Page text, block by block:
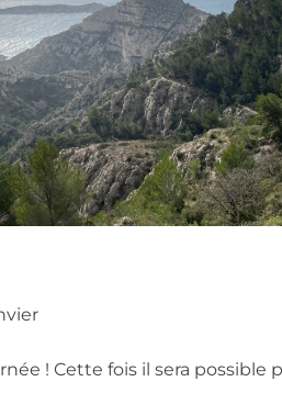
! Cette fois il sera